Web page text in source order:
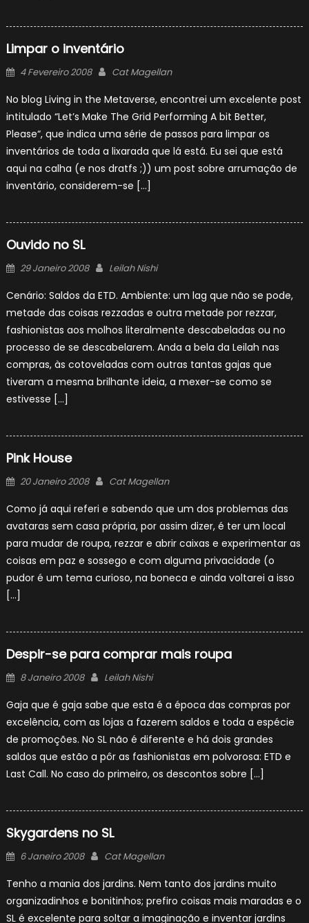
Limpar o inventário
Posted
4 Fevereiro 2008 Author
Cat Magellan
No blog Living in the Metaverse, encontrei um excelente post
intitulado “Let’s Make The Grid Performing A bit Better,
Please“, que indica uma série de passos para limpar os
inventários de toda a lixarada que lá está. Eu sei que está
aqui na calha (e nos dratfs ;)) um post sobre arrumação de
inventário, considerem-se […]
Ouvido no SL
Posted
29 Janeiro 2008 Author
Leilah Nishi
Cenário: Saldos da ETD. Ambiente: um lag que não se pode,
metade das coisas rezzadas e outra metade por rezzar,
fashionistas aos molhos literalmente descabeladas ou no
processo de se descabelarem. Anda a bela da Leilah nas
compras, às cotoveladas com outras tantas gajas que
tiveram a mesma brilhante ideia, a mexer-se como se
estivesse […]
Pink House
Posted
20 Janeiro 2008 Author
Cat Magellan
Como já aqui referi e sabendo que um dos problemas das
avataras sem casa própria, por assim dizer, é ter um local
para mudar de roupa, rezzar e abrir caixas e experimentar as
coisas em paz e sossego e com alguma privacidade (o
pudor é um tema curioso, na boneca e ainda voltarei a isso
[…]
Despir-se para comprar mais roupa
Posted
8 Janeiro 2008 Author
Leilah Nishi
Gaja que é gaja sabe que esta é a época das compras por
excelência, com as lojas a fazerem saldos e toda a espécie
de promoções. No SL não é diferente e há dois grandes
saldos que estão a pôr as fashionistas em polvorosa: ETD e
Last Call. No caso do primeiro, os descontos sobre […]
Skygardens no SL
Posted
6 Janeiro 2008 Author
Cat Magellan
Tenho a mania dos jardins. Nem tanto dos jardins muito
organizadinhos e bonitinhos; prefiro coisas mais maradas e o
SL é excelente para soltar a imaginação e inventar jardins